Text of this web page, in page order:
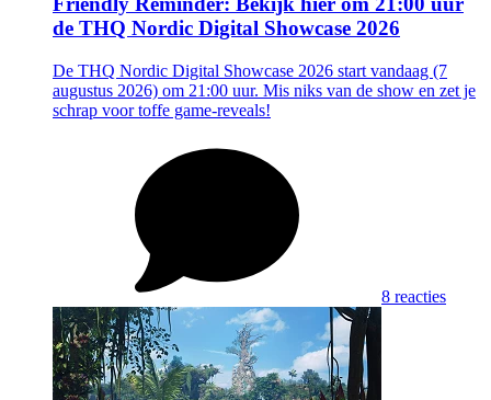
de THQ Nordic Digital Showcase 2026
De THQ Nordic Digital Showcase 2026 start vandaag (7
augustus 2026) om 21:00 uur. Mis niks van de show en zet je
schrap voor toffe game-reveals!
8 reacties